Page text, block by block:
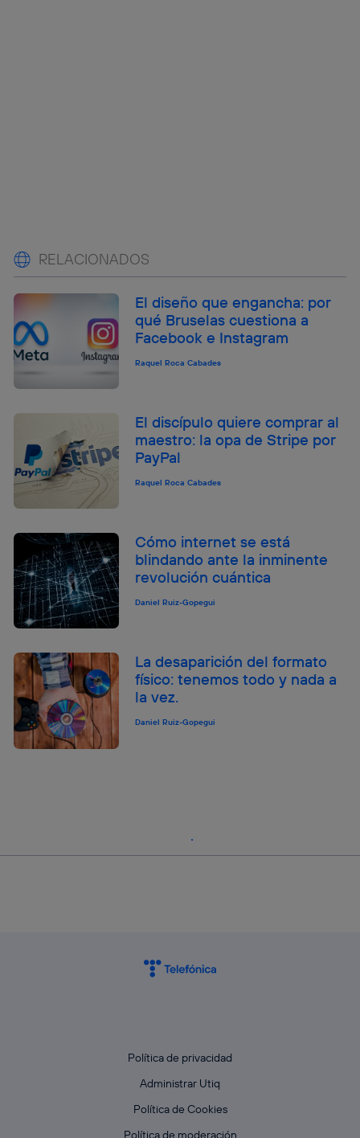
RELACIONADOS
El diseño que engancha: por
qué Bruselas cuestiona a
Facebook e Instagram
Raquel Roca Cabades
El discípulo quiere comprar al
maestro: la opa de Stripe por
PayPal
Raquel Roca Cabades
Cómo internet se está
blindando ante la inminente
revolución cuántica
Daniel Ruiz-Gopegui
La desaparición del formato
físico: tenemos todo y nada a
la vez.
Daniel Ruiz-Gopegui
Política de privacidad
Administrar Utiq
Política de Cookies
Política de moderación